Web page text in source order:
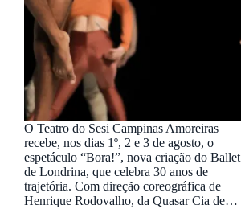
O Teatro do Sesi Campinas Amoreiras
recebe, nos dias 1º, 2 e 3 de agosto, o
espetáculo “Bora!”, nova criação do Ballet
de Londrina, que celebra 30 anos de
trajetória. Com direção coreográfica de
Henrique Rodovalho, da Quasar Cia de…